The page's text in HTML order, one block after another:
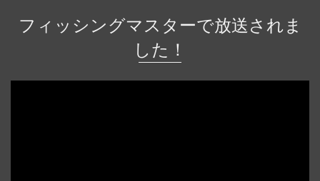
フィッシングマスターで放送されま
した！